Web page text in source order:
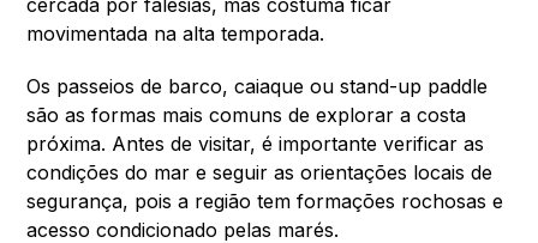
movimentada na alta temporada.
Os passeios de barco, caiaque ou stand-up paddle
são as formas mais comuns de explorar a costa
próxima. Antes de visitar, é importante verificar as
condições do mar e seguir as orientações locais de
segurança, pois a região tem formações rochosas e
acesso condicionado pelas marés.